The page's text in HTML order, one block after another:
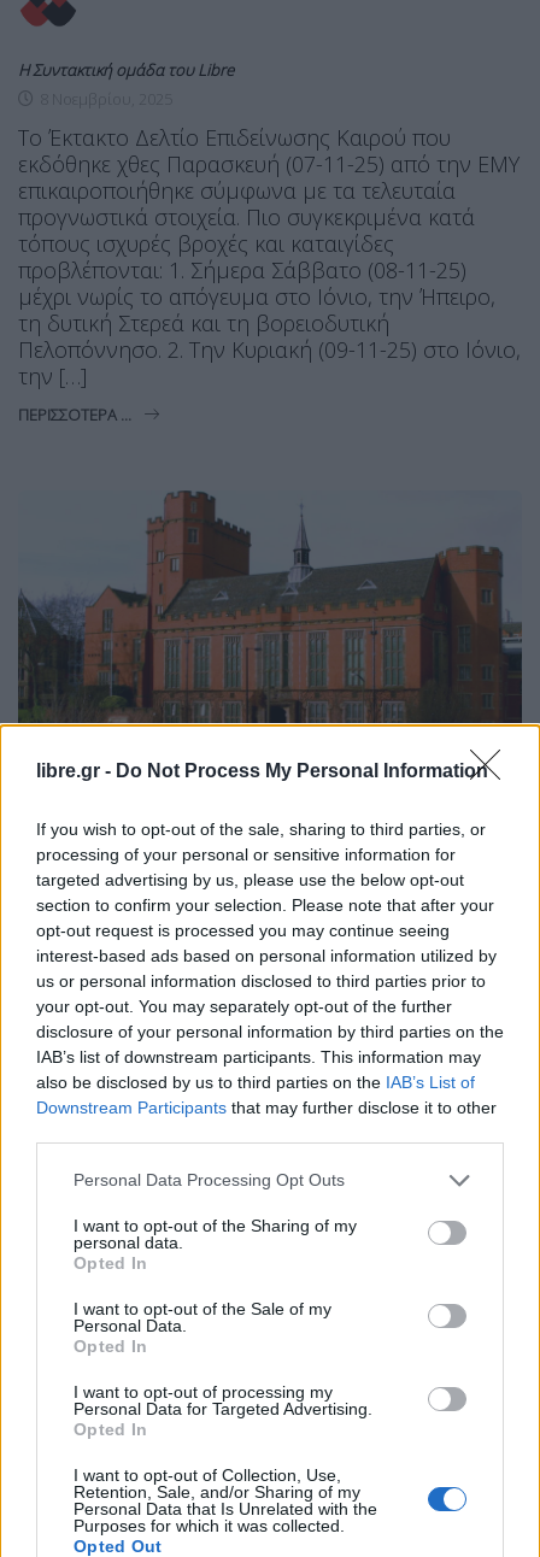
libre.gr - Do Not Process My Personal Information
If you wish to opt-out of the sale, sharing to third parties, or
processing of your personal or sensitive information for
targeted advertising by us, please use the below opt-out
section to confirm your selection. Please note that after your
opt-out request is processed you may continue seeing
interest-based ads based on personal information utilized by
us or personal information disclosed to third parties prior to
your opt-out. You may separately opt-out of the further
disclosure of your personal information by third parties on the
IAB’s list of downstream participants. This information may
also be disclosed by us to third parties on the IAB’s List of
Downstream Participants that may further disclose it to other
Personal Data Processing Opt Outs
I want to opt-out of the Sharing of my
personal data.
Opted In
I want to opt-out of the Sale of my
Personal Data.
Opted In
I want to opt-out of processing my
Personal Data for Targeted Advertising.
Opted In
I want to opt-out of Collection, Use,
Retention, Sale, and/or Sharing of my
Personal Data that Is Unrelated with the
Purposes for which it was collected.
Opted Out
Η Συντακτική ομάδα του Libre
Το Έκτακτο Δελτίο Επιδείνωσης Καιρού που
εκδόθηκε χθες Παρασκευή (07-11-25) από την ΕΜΥ
επικαιροποιήθηκε σύμφωνα με τα τελευταία
προγνωστικά στοιχεία. Πιο συγκεκριμένα κατά
τόπους ισχυρές βροχές και καταιγίδες
προβλέπονται: 1. Σήμερα Σάββατο (08-11-25)
μέχρι νωρίς το απόγευμα στο Ιόνιο, την Ήπειρο,
τη δυτική Στερεά και τη βορειοδυτική
Πελοπόννησο. 2. Την Κυριακή (09-11-25) στο Ιόνιο,
την […]
ΠΕΡΙΣΣΌΤΕΡΑ ...
MIRROR SPOTLIGHT
Πανεπιστήμιο Σέφιλντ/ Σάλος από την
προειδοποίηση βίας σε φοιτητές που
Η Συντακτική ομάδα του Libre
26 Οκτωβρίου, 2025
κλασικά κείμενα πρέπει να προειδοποιούνται για
συμπεριλαμβανομένης και της σταύρωσης του
Χριστού. Όπως αναφέρει η Daily Mail μέχρι
προειδοποιούνταν για έργα κλασικών συγγραφέων
όπως ο Όμηρος, ο Σαίξπηρ […]
ΠΕΡΙΣΣΌΤΕΡΑ ...